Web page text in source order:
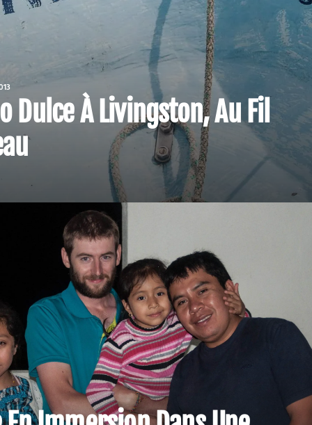
Dulce À Livingston, Au Fil